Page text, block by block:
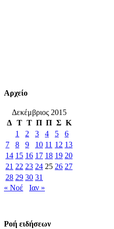
Αρχείο
Δεκέμβριος 2015
Δ Τ Τ Π Π Σ Κ
1
2 3 4 5
6
7
8 9 10 11 12 13
14 15 16 17 18 19 20
21 22 23 24 25 26 27
28 29 30 31
« Νοέ
Ιαν »
Ροή ειδήσεων